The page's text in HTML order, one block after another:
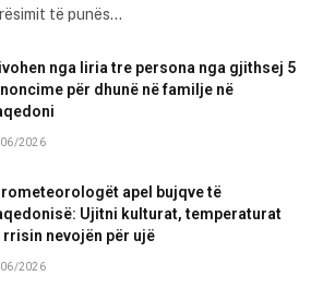
të punës…
nga liria tre persona nga gjithsej 5
për dhunë në familje në
2026
apel bujqve të
Ujitni kulturat, temperaturat
rrisin nevojën për ujë
2026